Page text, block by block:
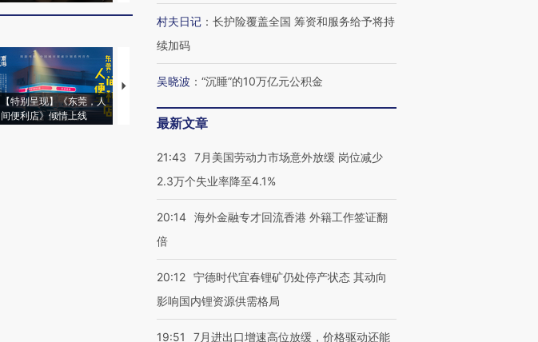
【特别呈现】《东莞，人
间便利店》倾情上线
【推广】走进第四届链博
村夫日记 ： 长护险覆盖全国 筹资和服务给予将持
续加码
吴晓波 ： “沉睡”的10万亿元公积金
最新文章
21:43
7月美国劳动力市场意外放缓 岗位减少
2.3万个失业率降至4.1%
20:14 海外金融专才回流香港 外籍工作签证翻
倍
20:12 宁德时代宜春锂矿仍处停产状态 其动向
影响国内锂资源供需格局
19:51
7月进出口增速高位放缓，价格驱动还能